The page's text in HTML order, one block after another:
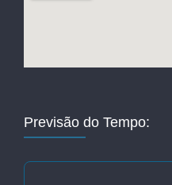
Previsão do Tempo: